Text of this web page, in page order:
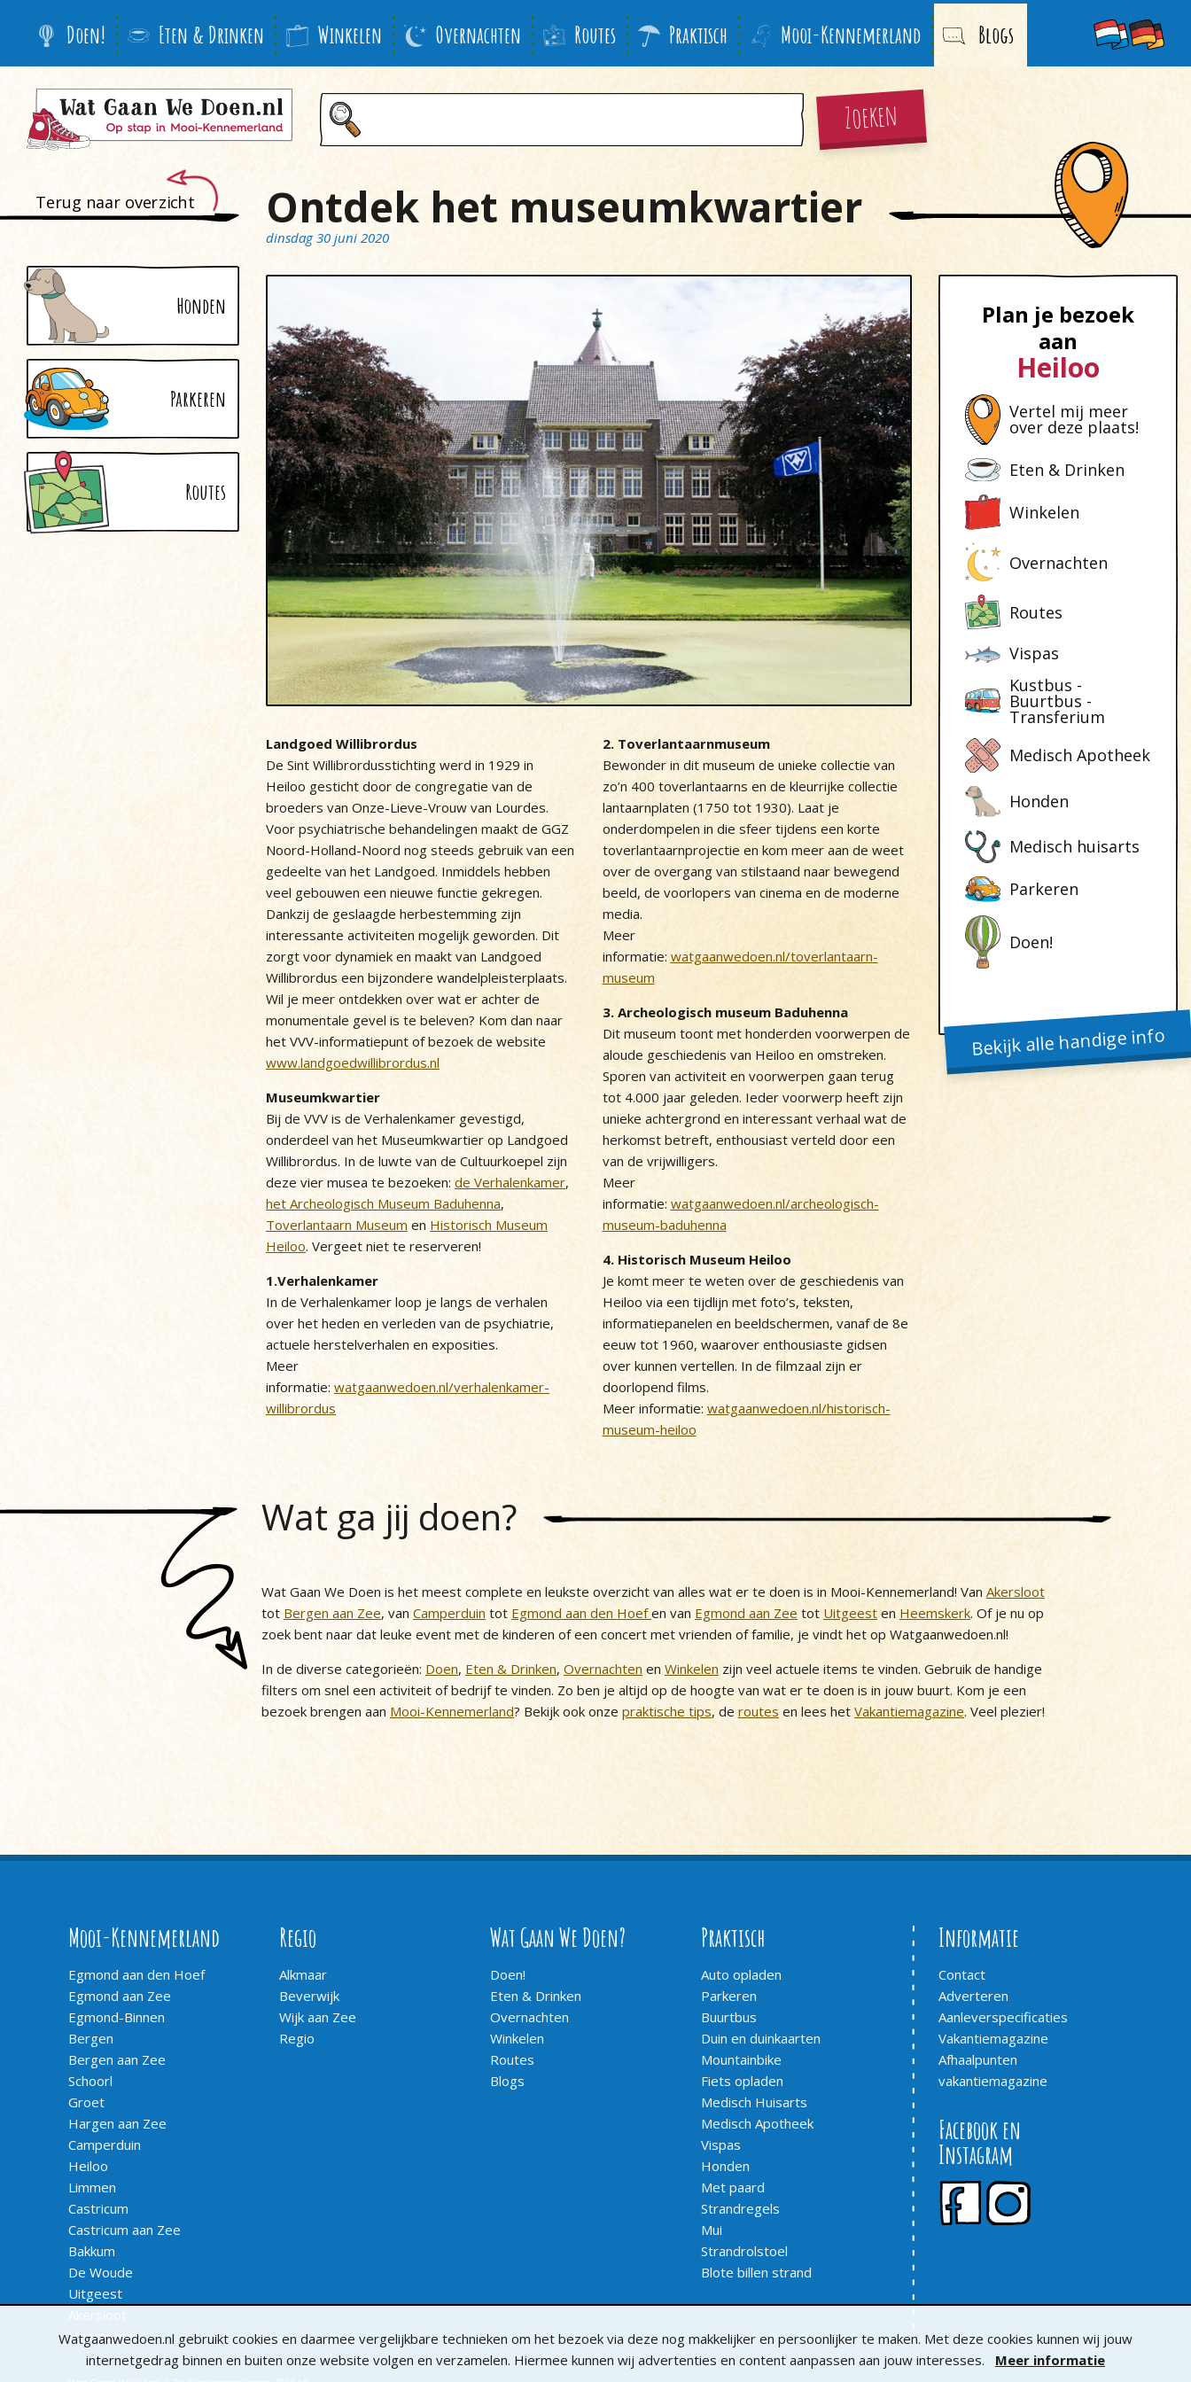
Doen! Eten & Drinken Winkelen Overnachten Routes Praktisch Mooi-Kennemerland Blogs
Zoeken
Terug naar overzicht
Honden
Parkeren
Routes
Ontdek het museumkwartier
dinsdag 30 juni 2020
Landgoed Willibrordus
De Sint Willibrordusstichting werd in 1929 in
Heiloo gesticht door de congregatie van de
broeders van Onze-Lieve-Vrouw van Lourdes.
Voor psychiatrische behandelingen maakt de GGZ
Noord-Holland-Noord nog steeds gebruik van een
gedeelte van het Landgoed. Inmiddels hebben
veel gebouwen een nieuwe functie gekregen.
Dankzij de geslaagde herbestemming zijn
interessante activiteiten mogelijk geworden. Dit
zorgt voor dynamiek en maakt van Landgoed
Willibrordus een bijzondere wandelpleisterplaats.
Wil je meer ontdekken over wat er achter de
monumentale gevel is te beleven? Kom dan naar
het VVV-informatiepunt of bezoek de website
www.landgoedwillibrordus.nl
Museumkwartier
Bij de VVV is de Verhalenkamer gevestigd,
onderdeel van het Museumkwartier op Landgoed
Willibrordus. In de luwte van de Cultuurkoepel zijn
deze vier musea te bezoeken: de Verhalenkamer,
het Archeologisch Museum Baduhenna,
Toverlantaarn Museum en Historisch Museum
Heiloo. Vergeet niet te reserveren!
1.Verhalenkamer
In de Verhalenkamer loop je langs de verhalen
over het heden en verleden van de psychiatrie,
actuele herstelverhalen en exposities.
Meer
informatie: watgaanwedoen.nl/verhalenkamer-
willibrordus
2. Toverlantaarnmuseum
Bewonder in dit museum de unieke collectie van
zo’n 400 toverlantaarns en de kleurrijke collectie
lantaarnplaten (1750 tot 1930). Laat je
onderdompelen in die sfeer tijdens een korte
toverlantaarnprojectie en kom meer aan de weet
over de overgang van stilstaand naar bewegend
beeld, de voorlopers van cinema en de moderne
media.
Meer
informatie: watgaanwedoen.nl/toverlantaarn-
museum
3. Archeologisch museum Baduhenna
Dit museum toont met honderden voorwerpen de
aloude geschiedenis van Heiloo en omstreken.
Sporen van activiteit en voorwerpen gaan terug
tot 4.000 jaar geleden. Ieder voorwerp heeft zijn
unieke achtergrond en interessant verhaal wat de
herkomst betreft, enthousiast verteld door een
van de vrijwilligers.
Meer
informatie: watgaanwedoen.nl/archeologisch-
museum-baduhenna
4. Historisch Museum Heiloo
Je komt meer te weten over de geschiedenis van
Heiloo via een tijdlijn met foto’s, teksten,
informatiepanelen en beeldschermen, vanaf de 8e
eeuw tot 1960, waarover enthousiaste gidsen
over kunnen vertellen. In de filmzaal zijn er
doorlopend films.
Meer informatie: watgaanwedoen.nl/historisch-
museum-heiloo
Plan je bezoek
aan
Heiloo
Vertel mij meer
over deze plaats!
Eten & Drinken
Winkelen
Overnachten
Routes
Vispas
Kustbus -
Buurtbus -
Transferium
Medisch Apotheek
Honden
Medisch huisarts
Parkeren
Doen!
Bekijk alle handige info
Wat ga jij doen?
Wat Gaan We Doen is het meest complete en leukste overzicht van alles wat er te doen is in Mooi-Kennemerland! Van Akersloot
tot Bergen aan Zee, van Camperduin tot Egmond aan den Hoefen van Egmond aan Zee tot Uitgeest en Heemskerk. Of je nu op
zoek bent naar dat leuke event met de kinderen of een concert met vrienden of familie, je vindt het op Watgaanwedoen.nl!
In de diverse categorieën: Doen, Eten & Drinken, Overnachten en Winkelen zijn veel actuele items te vinden. Gebruik de handige
filters om snel een activiteit of bedrijf te vinden. Zo ben je altijd op de hoogte van wat er te doen is in jouw buurt. Kom je een
bezoek brengen aan Mooi-Kennemerland? Bekijk ook onze praktische tips, de routes en lees het Vakantiemagazine. Veel plezier!
Mooi-Kennemerland
Egmond aan den Hoef
Egmond aan Zee
Egmond-Binnen
Bergen
Bergen aan Zee
Schoorl
Groet
Hargen aan Zee
Camperduin
Heiloo
Limmen
Castricum
Castricum aan Zee
Bakkum
De Woude
Uitgeest
Akersloot
Heemskerk
Regio
Alkmaar
Beverwijk
Wijk aan Zee
Regio
Wat Gaan We Doen?
Doen!
Eten & Drinken
Overnachten
Winkelen
Routes
Blogs
Praktisch
Auto opladen
Parkeren
Buurtbus
Duin en duinkaarten
Mountainbike
Fiets opladen
Medisch Huisarts
Medisch Apotheek
Vispas
Honden
Met paard
Strandregels
Mui
Strandrolstoel
Blote billen strand
Informatie
Contact
Adverteren
Aanleverspecificaties
Vakantiemagazine
Afhaalpunten
vakantiemagazine
Facebook en
Instagram
Watgaanwedoen.nl gebruikt cookies en daarmee vergelijkbare technieken om het bezoek via deze nog makkelijker en persoonlijker te maken. Met deze cookies kunnen wij jouw
internetgedrag binnen en buiten onze website volgen en verzamelen. Hiermee kunnen wij advertenties en content aanpassen aan jouw interesses. Meer informatie